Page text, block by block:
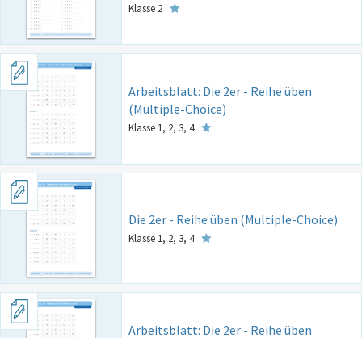
Klasse 2
Arbeitsblatt: Die 2er - Reihe üben
(Multiple-Choice)
Klasse 1, 2, 3, 4
Die 2er - Reihe üben (Multiple-Choice)
Klasse 1, 2, 3, 4
Arbeitsblatt: Die 2er - Reihe üben